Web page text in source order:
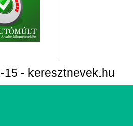
- keresztnevek.hu